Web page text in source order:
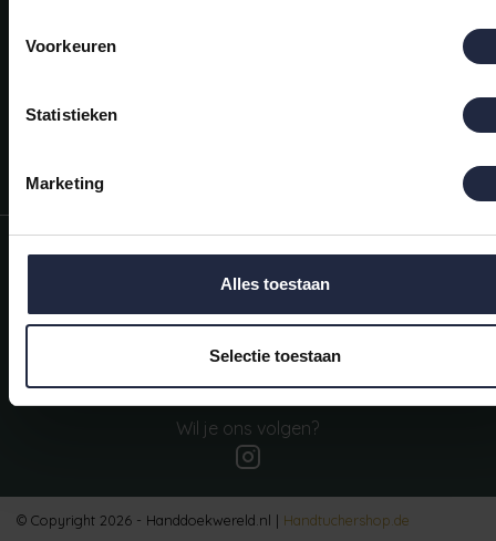
Voorkeuren
Statistieken
Marketing
Alles toestaan
Selectie toestaan
retourneer een artikel.
We helpen je graag. Neem contact op met onze klantenservice.
Contactgegevens
Wil je ons volgen?
© Copyright 2026 - Handdoekwereld.nl | Handtuchershop.de